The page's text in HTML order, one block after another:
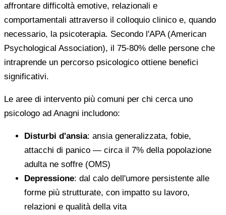
affrontare difficoltà emotive, relazionali e
comportamentali attraverso il colloquio clinico e, quando
necessario, la psicoterapia. Secondo l'APA (American
Psychological Association), il 75-80% delle persone che
intraprende un percorso psicologico ottiene benefici
significativi.
Le aree di intervento più comuni per chi cerca uno
psicologo ad Anagni includono:
Disturbi d'ansia: ansia generalizzata, fobie,
attacchi di panico — circa il 7% della popolazione
adulta ne soffre (OMS)
Depressione: dal calo dell'umore persistente alle
forme più strutturate, con impatto su lavoro,
relazioni e qualità della vita